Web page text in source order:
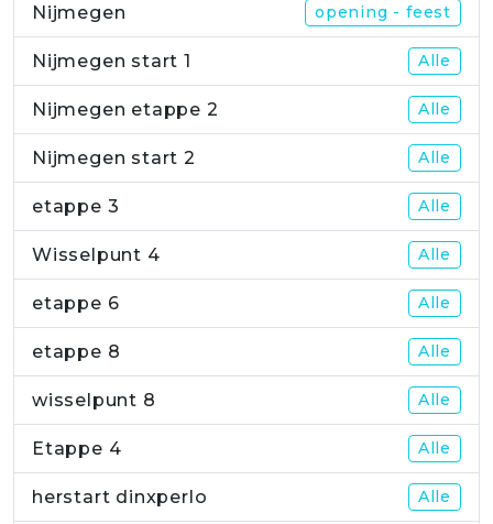
Nijmegen opening - feest
Nijmegen start 1 Alle
Nijmegen etappe 2 Alle
Nijmegen start 2 Alle
etappe 3 Alle
Wisselpunt 4 Alle
etappe 6 Alle
etappe 8 Alle
wisselpunt 8 Alle
Etappe 4 Alle
herstart dinxperlo Alle